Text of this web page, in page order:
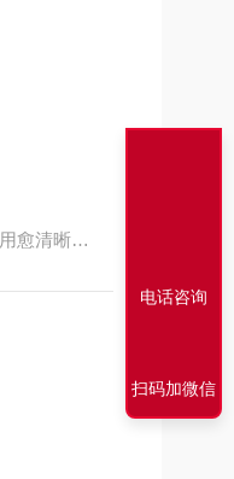
愈清晰
电话咨询
扫码加微信